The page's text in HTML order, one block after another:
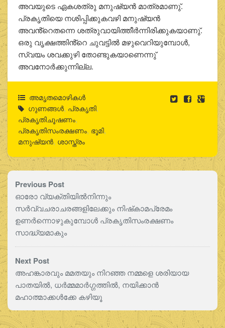
അവയുടെ ഏകശത്രു മനുഷ്യന്‍ മാത്രമാണു്.
പ്രകൃതിയെ നശിപ്പിക്കുകവഴി മനുഷ്യന്‍
അവൻ്റെതന്നെ ശത്രുവായിത്തീര്‍ന്നിരിക്കുകയാണു്.
ഒരു വൃക്ഷത്തിൻ്റെ ചുവട്ടില്‍ മഴുവെറിയുമ്പോള്‍,
സ്വയം ശവക്കുഴി തോണ്ടുകയാണെന്നു്
അവനോര്‍ക്കുന്നില്ല.
അമൃതമൊഴികള്‍
ഗുണങ്ങള്‍, പ്രകൃതി,
പ്രകൃതിചൂഷണം,
പ്രകൃതിസംരക്ഷണം, ഭൂമി,
മനുഷ്യന്‍, ശാസ്ത്രം
Previous Post
ഓരോ വ്യക്തിയില്‍നിന്നും
സര്‍വ്വചരാചരങ്ങളിലേക്കും നിഷ്‌കാമപ്രേമം
ഉണര്‍ന്നൊഴുകുമ്പോള്‍ പ്രകൃതിസംരക്ഷണം
സാദ്ധ്യമാകും
Next Post
അഹങ്കാരവും മമതയും നിറഞ്ഞ നമ്മളെ ശരിയായ
പാതയില്‍, ധര്‍മ്മമാര്‍ഗ്ഗത്തില്‍, നയിക്കാന്‍
മഹാത്മാക്കള്‍ക്കേ കഴിയൂ